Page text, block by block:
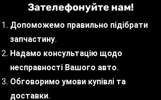
Зателефонуйте нам!
Допоможемо правильно підібрати
запчастину.
Надамо консультацію щодо
несправності Вашого авто.
Обговоримо умови купівлі та
доставки.